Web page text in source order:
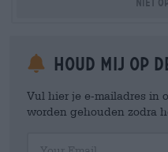
Houd mij op
Vul hier je e-mailadres in
worden gehouden zodra